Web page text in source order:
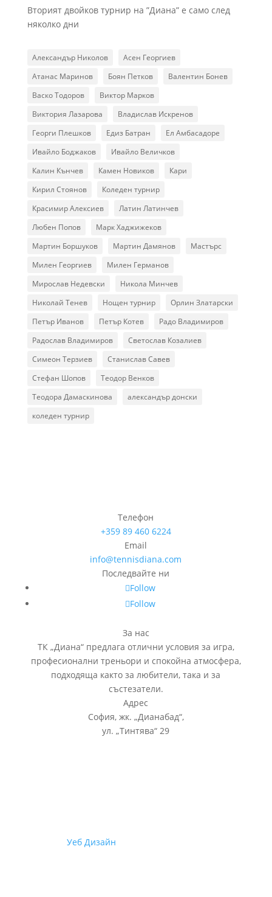
Вторият двойков турнир на ”Диана” е само след
няколко дни
Александър Николов
Асен Георгиев
Атанас Маринов
Боян Петков
Валентин Бонев
Васко Тодоров
Виктор Марков
Виктория Лазарова
Владислав Искренов
Георги Плешков
Едиз Батран
Ел Амбасадоре
Ивайло Боджаков
Ивайло Величков
Калин Кънчев
Камен Новиков
Кари
Кирил Стоянов
Коледен турнир
Красимир Алексиев
Латин Латинчев
Любен Попов
Марк Хаджижеков
Мартин Боршуков
Мартин Дамянов
Мастърс
Милен Георгиев
Милен Германов
Мирослав Недевски
Никола Минчев
Николай Тенев
Нощен турнир
Орлин Златарски
Петър Иванов
Петър Котев
Радо Владимиров
Радослав Владимиров
Светослав Козалиев
Симеон Терзиев
Станислав Савев
Стефан Шопов
Теодор Венков
Теодора Дамаскинова
александър донски
коледен турнир
Телефон
+359 89 460 6224­
Email
info@tennisdiana.com
Последвайте ни
Follow
Follow
За нас
ТК „Диана“ предлага отлични условия за игра,
професионални треньори и спокойна атмосфера,
подходяща както за любители, така и за
състезатели.
Адрес
София, жк. „Дианабад“,
ул.„Тинтява“ 29
Уеб Дизайн